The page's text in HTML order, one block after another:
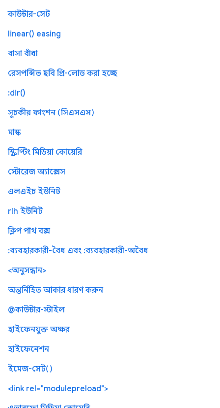
কাউন্টার-সেট
linear() easing
বাসা বাঁধা
রেসপন্সিভ ছবি প্রি-লোড করা হচ্ছে
:dir()
সূচকীয় ফাংশন (সিএসএস)
মাস্ক
স্ক্রিপ্টিং মিডিয়া কোয়েরি
স্টোরেজ অ্যাক্সেস
এলএইচ ইউনিট
rlh ইউনিট
ক্লিপ পাথ বক্স
:ব্যবহারকারী-বৈধ এবং :ব্যবহারকারী-অবৈধ
<অনুসন্ধান>
অন্তর্নিহিত আকার ধারণ করুন
@কাউন্টার-স্টাইল
হাইফেনযুক্ত অক্ষর
হাইফেনেশন
ইমেজ-সেট()
<link rel="modulepreload">